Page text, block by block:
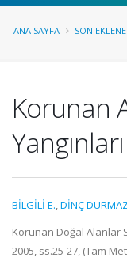
ANA SAYFA SON
Korunan
BİLGİLİ E.,DİNÇ
Korunan Doğal Alanlar
2005, ss.25-27, (Tam